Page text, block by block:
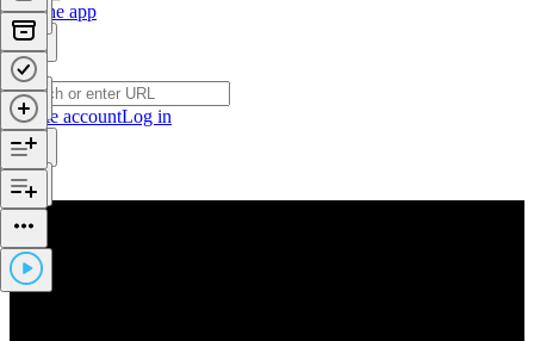
Get the app
Create accountLog in